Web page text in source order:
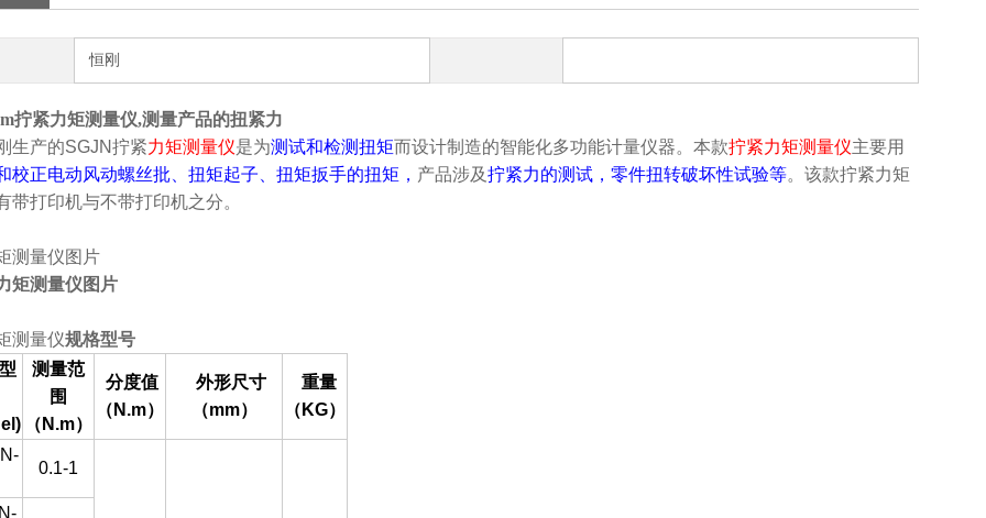
恒刚
拧紧力矩测量仪,测量产品的扭紧力
生产的SGJN拧紧力矩测量仪是为测试和检测扭矩而设计制造的智能化多功能计量仪器。本款拧紧力矩测量仪主要用
校正电动风动螺丝批、扭矩起子、扭矩扳手的扭矩， 产品涉及拧紧力的测试，零件扭转破坏性试验等。该款拧紧力矩
带打印机与不带打印机之分。
测量仪图片
测量仪规格型号
测量范
围
（N.m）
分度值
（N.m）
外形尺寸
（mm）
重量
（KG）
0.1-1